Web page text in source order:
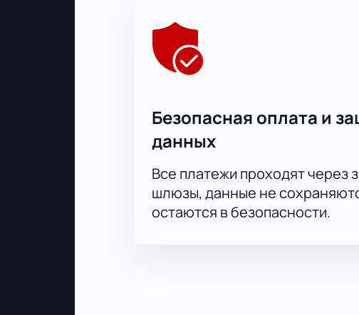
Безопасная оплата и
данных
Все платежи проходят через
шлюзы, данные не
остаются в безопасности.